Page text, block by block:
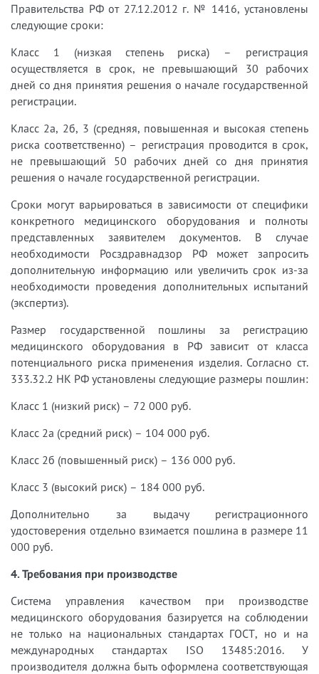
Правительства РФ от 27.12.2012 г. № 1416, установлены
следующие сроки:
Класс 1 (низкая степень риска) – регистрация
осуществляется в срок, не превышающий 30 рабочих
дней со дня принятия решения о начале государственной
регистрации.
Класс 2а, 2б, 3 (средняя, повышенная и высокая степень
риска соответственно) – регистрация проводится в срок,
не превышающий 50 рабочих дней со дня принятия
решения о начале государственной регистрации.
Сроки могут варьироваться в зависимости от специфики
конкретного медицинского оборудования и полноты
представленных заявителем документов. В случае
необходимости Росздравнадзор РФ может запросить
дополнительную информацию или увеличить срок из-за
необходимости проведения дополнительных испытаний
(экспертиз).
Размер государственной пошлины за регистрацию
медицинского оборудования в РФ зависит от класса
потенциального риска применения изделия. Согласно ст.
333.32.2 НК РФ установлены следующие размеры пошлин:
Класс 1 (низкий риск) – 72 000 руб.
Класс 2а (средний риск) – 104 000 руб.
Класс 2б (повышенный риск) – 136 000 руб.
Класс 3 (высокий риск) – 184 000 руб.
Дополнительно за выдачу регистрационного
удостоверения отдельно взимается пошлина в размере 11
000 руб.
4. Требования при производстве
Система управления качеством при производстве
медицинского оборудования базируется на соблюдении
не только на национальных стандартах ГОСТ, но и на
международных стандартах ISO 13485:2016. У
производителя должна быть оформлена соответствующая